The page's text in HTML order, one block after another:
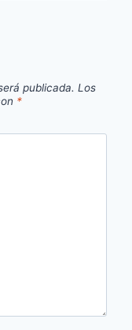
publicada. Los
*